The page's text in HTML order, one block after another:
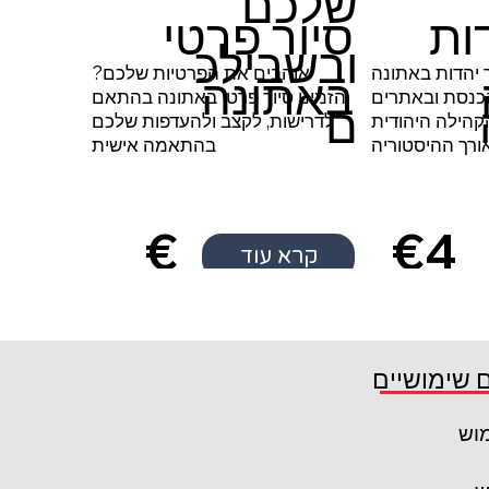
קרא עוד €
ובשבילכ
ם
סיור פרטי
באתונה
אוהבים את הפרטיות שלכם?
הזמינו סיור פרטי באתונה בהתאם
לדרישות, לקצב ולהעדפות שלכם
בהתאמה אישית
€4
יהדות באתונה
ובאתרים
היהודית
ההיסטוריה
שימושיים